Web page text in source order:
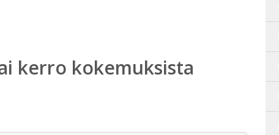
kerro kokemuksista